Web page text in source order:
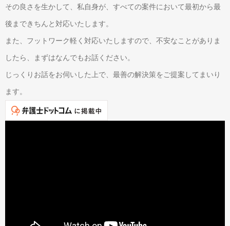
その良さを生かして、私自身が、すべての案件において最初から最
後まできちんと対応いたします。
また、フットワーク軽く対応いたしますので、不安なことがありま
したら、まずはなんでもお話ください。
じっくりお話をお伺いした上で、最善の解決策をご提案してまいり
ます。